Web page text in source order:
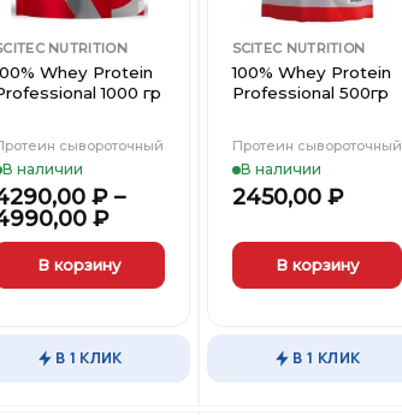
NUTRITION
Whey Protein
1000 гр
сывороточный
В наличии
₽ –
₽
В корзину
имеет В 1 КЛИК
SCITEC NUTRITION
100% Whey Protein
Professional 500гр
Протеин сывороточный
В наличии
2450,00 ₽
В корзину
имеет В 1 КЛИК